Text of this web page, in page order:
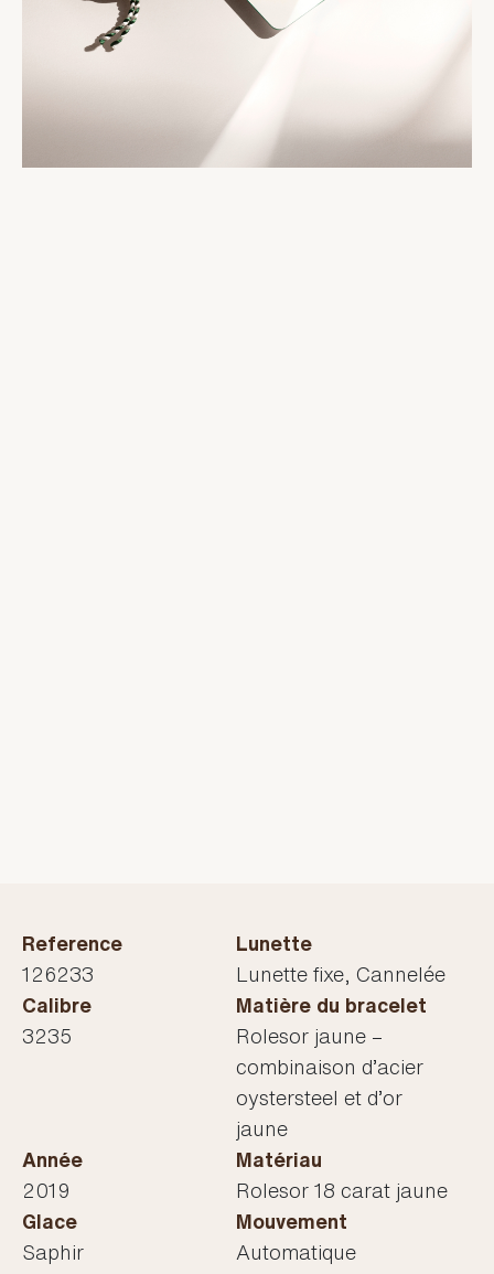
Reference
126233
Matériau
Rolesor 18 carat jaune
Lunette
Lunette fixe, Cannelée
Glace
Saphir
Calibre
3235
Mouvement
Automatique
Matière du bracelet
Rolesor jaune –
combinaison d’acier
oystersteel et d’or
jaune
Année
2019